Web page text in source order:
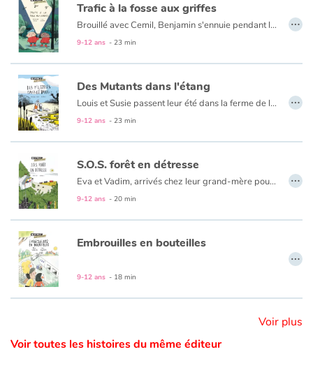
Émotions et sentiments
Formats et illustrations
Catalogue anglais
Contraste +
Aide
Accueil
Famille
Écoles
Trafic à la fosse aux griffes
Brouillé avec Cemil, Benjamin s'ennuie pendant les vacances. Mais quand il découvre d'étranges allées et venues près de la maison de son nouveau voisin, il court demander de l'aide à son meilleur ami. Réconciliés, les deux détectives en herbe vont mener l'enquête. Cages, cris, plumes, pots de glu... les indices s'accumulent : un odieux trafic se trame dans ce petit coin de Normandie.
9-12 ans - 23 min
…
Des Mutants dans l'étang
Louis et Susie passent leur été dans la ferme de leur grand-tante. Partis explorer les environs, ils tombent sur un étang pas encore asséché par la canicule. Mais d’étranges poissons aux yeux globuleux y côtoient d’inquiétants têtards à six pattes. Quelques jours plus tard, quand ils reviennent pêcher aux aurores, les deux enfants surprennent un bruit de moteur, le clapotis d’un liquide qui se déverse et le faisceau d’une lampe dans la nuit. Bizarre. Tout comme les maux de ventre, de tête, de peau… dont souffrent depuis peu leur famille et les animaux de la ferme. Avec leurs parents et leur chien Morderire, ils vont alors mener l’enquête pour élucider ces mystères et découvrir que l’usine voisine rejette ses déchets toxiques dans l’étang.
9-12 ans - 23 min
…
S.O.S. forêt en détresse
Eva et Vadim, arrivés chez leur grand-mère pour les vacances d’été, sont impatients de retrouver leur cabane haut perchée. Enfouie dans les arbres, cette cabane c’est leur quartier général depuis laquelle ils observent la forêt qui les entoure. Mais cette année, à peine arrivés dans leur QG, ils découvrent d’énormes trous qui ont transformé la forêt en gruyère ! En allant y regarder de plus près, Eva et Vadim découvrent des empreintes qui les mènent à un bulldozer et un camion. Il est temps de prévenir Ignace, le garde forestier. Tous les trois vont mener l’enquête pour découvrir un abattage illégal d’arbres...
9-12 ans - 20 min
…
Embrouilles en bouteilles
9-12 ans - 18 min
…
Voir plus
Voir toutes les histoires du même éditeur